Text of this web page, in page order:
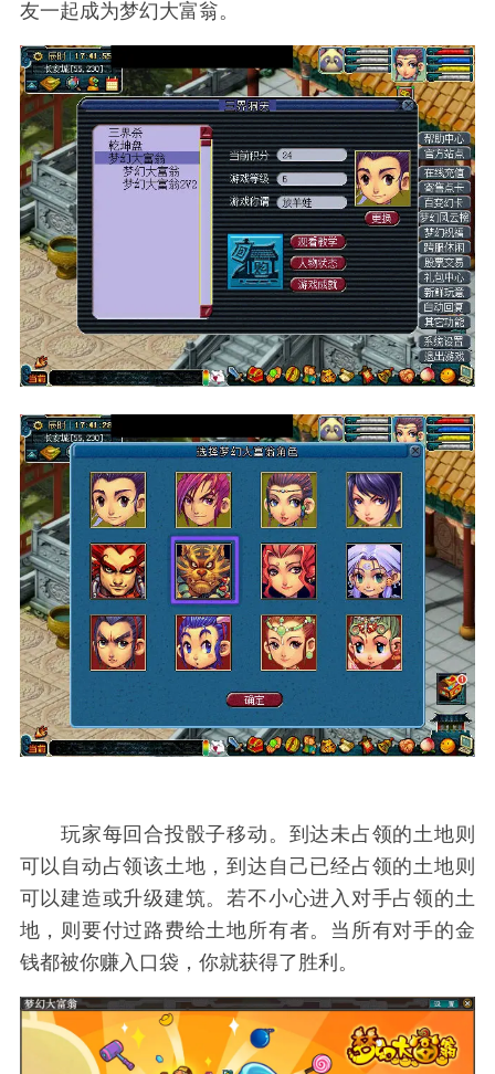
友一起成为梦幻大富翁。
玩家每回合投骰子移动。到达未占领的土地则
可以自动占领该土地，到达自己已经占领的土地则
可以建造或升级建筑。若不小心进入对手占领的土
地，则要付过路费给土地所有者。当所有对手的金
钱都被你赚入口袋，你就获得了胜利。